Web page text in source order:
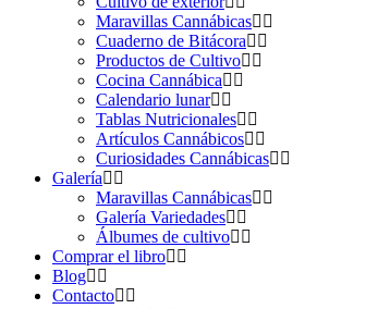
Maravillas Cannábicas
Cuaderno de Bitácora
Productos de Cultivo
Cocina Cannábica
Calendario lunar
Tablas Nutricionales
Artículos Cannábicos
Curiosidades Cannábicas
Galería
Maravillas Cannábicas
Galería Variedades
Álbumes de cultivo
Comprar el libro
Blog
Contacto